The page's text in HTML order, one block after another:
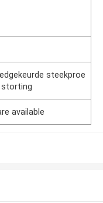
steekproe
storting
available